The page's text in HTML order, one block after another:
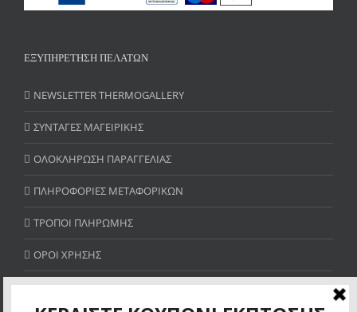
ΕΞΥΠΗΡΕΤΗΣΗ ΠΕΛΑΤΩΝ
NEWSLETTER THERMOGALLERY
ΣΥΝΤΑΓΕΣ ΜΑΓΕΙΡΙΚΗΣ
ΟΛΟΚΛΗΡΩΣΗ ΠΑΡΑΓΓΕΛΙΑΣ
ΠΛΗΡΟΦΟΡΙΕΣ ΜΕΤΑΦΟΡΙΚΩΝ
ΤΡΟΠΟΙ ΠΛΗΡΩΜΗΣ
ΟΡΟΙ ΧΡΗΣΗΣ
SITE MAP